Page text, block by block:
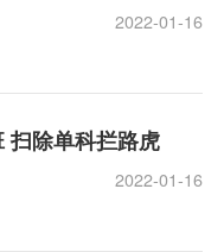
2022-01-16
扫除单科拦路虎
2022-01-16